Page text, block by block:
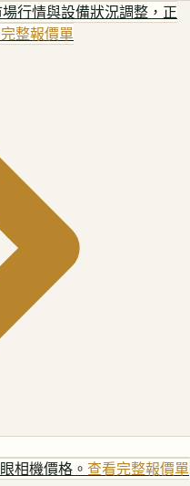
行情與設備狀況調整，正
整報價單
相機價格。 查看完整報價單